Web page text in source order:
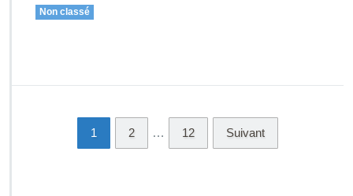
Non classé
1 2 … 12 Suivant